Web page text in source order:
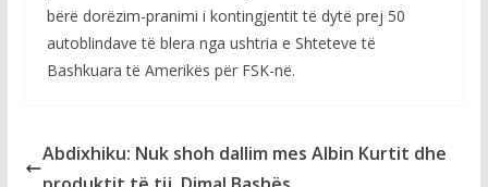
bërë dorëzim-pranimi i kontingjentit të dytë prej 50
autoblindave të blera nga ushtria e Shteteve të
Bashkuara të Amerikës për FSK-në.
Abdixhiku: Nuk shoh dallim mes Albin Kurtit dhe